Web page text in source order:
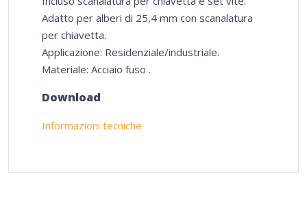
Adatto per alberi di 25,4 mm con scanalatura
per chiavetta.
Applicazione: Residenziale/industriale.
Materiale: Acciaio fuso .
Download
Informazioni tecniche